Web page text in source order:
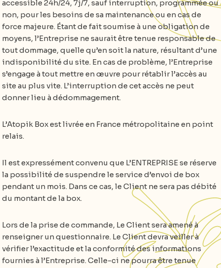
accessible 24h/24, 7j/7, sauf interruption, programmée ou
non, pour les besoins de sa maintenance ou en cas de
force majeure. Étant de fait soumise à une obligation de
moyens, l’Entreprise ne saurait être tenue responsable de
tout dommage, quelle qu’en soit la nature, résultant d’une
indisponibilité du site. En cas de problème, l’Entreprise
s’engage à tout mettre en œuvre pour rétablir l’accès au
site au plus vite. L’interruption de cet accès ne peut
donner lieu à dédommagement.
L’Atopik Box est livrée en France métropolitaine en point
relais.
Il est expressément convenu que L’ENTREPRISE se réserve
la possibilité de suspendre le service d’envoi de box
pendant un mois. Dans ce cas, le Client ne sera pas débité
du montant de la box.
Lors de la prise de commande, Le Client sera amené à
renseigner un questionnaire. Le Client devra veiller à
vérifier l’exactitude et la conformité des informations
fournies à l’Entreprise. Celle-ci ne pourra être tenue